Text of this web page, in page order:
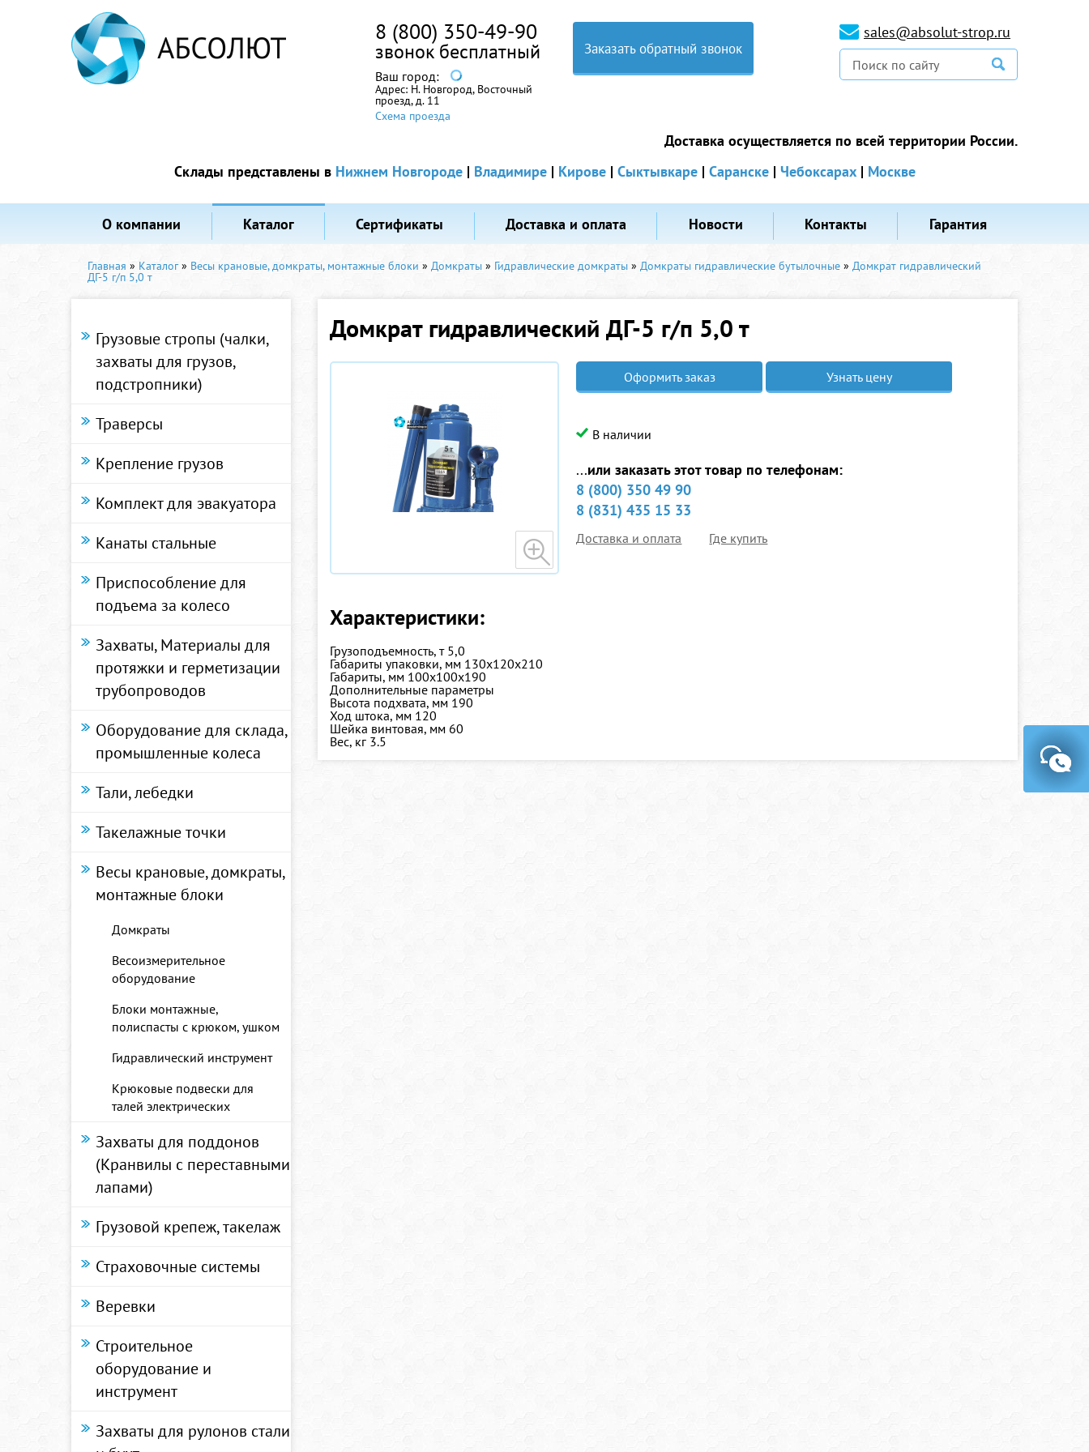
8 (800) 350-49-90
звонок бесплатный
Ваш город:
Адрес: Н. Новгород, Восточный
проезд, д. 11
Схема проезда
Заказать обратный звонок
sales@absolut-strop.ru
Доставка осуществляется по всей территории России.
Склады представлены в Нижнем Новгороде| Владимире| Кирове| Сыктывкаре| Саранске| Чебоксарах| Москве
О компании Каталог Сертификаты Доставка и оплата Новости Контакты Гарантия
Главная » Каталог» Весы крановые, домкраты, монтажные блоки » Домкраты » Гидравлические домкраты » Домкраты гидравлические бутылочные » Домкрат гидравлический
ДГ-5 г/п 5,0 т
Грузовые стропы (чалки,
захваты для грузов,
подстропники)
Траверсы
Крепление грузов
Комплект для эвакуатора
Канаты стальные
Приспособление для
подъема за колесо
Захваты, Материалы для
протяжки и герметизации
трубопроводов
Оборудование для склада,
промышленные колеса
Тали, лебедки
Такелажные точки
Весы крановые, домкраты,
монтажные блоки
Домкраты
Весоизмерительное
оборудование
Блоки монтажные,
полиспасты с крюком, ушком
Гидравлический инструмент
Крюковые подвески для
талей электрических
Захваты для поддонов
(Кранвилы с переставными
лапами)
Грузовой крепеж, такелаж
Страховочные системы
Веревки
Строительное
оборудование и
инструмент
Захваты для рулонов стали
Домкрат гидравлический ДГ-5 г/п 5,0 т
Оформить заказ Узнать цену
В наличии
...или заказать этот товар по телефонам:
8 (800) 350 49 90
8 (831) 435 15 33
Доставка и оплата Где купить
Характеристики:
Грузоподъемность, т 5,0
Габариты упаковки, мм 130х120х210
Габариты, мм 100х100х190
Дополнительные параметры
Высота подхвата, мм 190
Ход штока, мм 120
Шейка винтовая, мм 60
Вес, кг3.5